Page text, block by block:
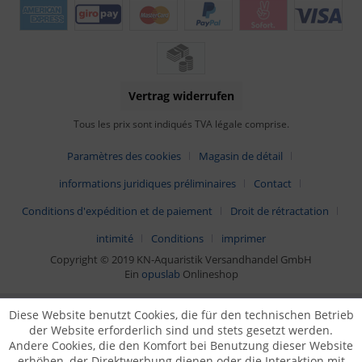
Vertrag widerrufen
Tous les prix sont indiqués TVA légale comprise.
Paramètres des cookies
Magasin de détail
informations juridiques préliminaires
Contact
Conditions d'expédition et de paiement
Droit de rétractation
intimité
Conditions
imprimer
Copyright © 2019 KN-Aquaristik Versandhandel GmbH
Ein opuslab Onlineshop
Diese Website benutzt Cookies, die für den technischen Betrieb
der Website erforderlich sind und stets gesetzt werden.
Andere Cookies, die den Komfort bei Benutzung dieser Website